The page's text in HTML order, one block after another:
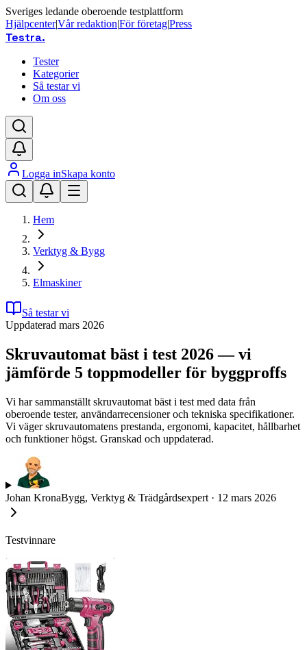
Sveriges ledande oberoende testplattform
Hjälpcenter|Vår redaktion|För företag|Press
Testra.
Tester
Kategorier
Så testar vi
Om oss
Logga inSkapa konto
Hem
Verktyg & Bygg
Elmaskiner
Så testar vi
Uppdaterad mars 2026
Skruvautomat bäst i test 2026 — vi
jämförde 5 toppmodeller för byggproffs
Vi har sammanställt skruvautomat bäst i test med data från
oberoende tester, användarrecensioner och tekniska specifikationer.
Vi väger skruvautomatens prestanda, ergonomi, kapacitet, hållbarhet
och funktioner högst. Granskad och uppdaterad.
Johan KronaBygg, Verktyg & Trädgårdsexpert · 12 mars 2026
Testvinnare